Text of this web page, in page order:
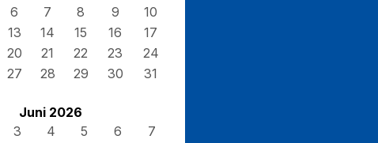
6 7 8 9
10
13 14 15 16
17
20 21 22 23
24
27 28 29 30 31
Juni 2026
3 4 5 6
7